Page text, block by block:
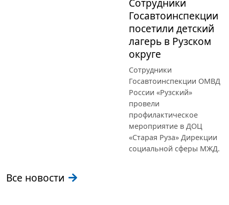
Сотрудники
Госавтоинспекции
посетили детский
лагерь в Рузском
округе
Сотрудники
Госавтоинспекции ОМВД
России «Рузский»
провели
профилактическое
мероприятие в ДОЦ
«Старая Руза» Дирекции
социальной сферы МЖД.
Все новости